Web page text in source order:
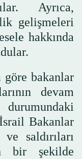
Ayrıca,
gelişmeleri
hakkında
göre bakanlar
devam
Bakanlar
saldırıları
bir şekilde